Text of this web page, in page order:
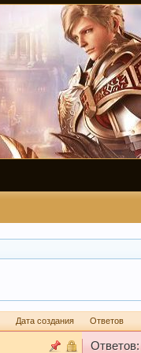
Дата создания Ответов
Ответов: